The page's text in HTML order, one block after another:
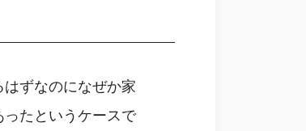
ずなのになぜか家
たというケースで